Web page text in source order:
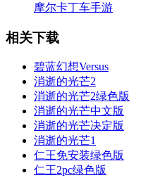
摩尔卡丁车手游
相关下载
碧蓝幻想Versus
消逝的光芒2
消逝的光芒2绿色版
消逝的光芒中文版
消逝的光芒决定版
消逝的光芒1
仁王免安装绿色版
仁王2pc绿色版